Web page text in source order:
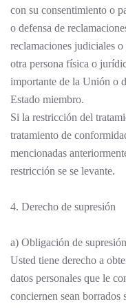
con su consentimiento o
o defensa de
reclamaciones judiciales
otra persona física o
importante de la Unión o
Estado miembro.
Si la restricción del
tratamiento de
mencionadas
restricción se se levante.
4. Derecho de supresión
a) Obligación de supresión
Usted tiene derecho a
datos personales que le
conciernen sean